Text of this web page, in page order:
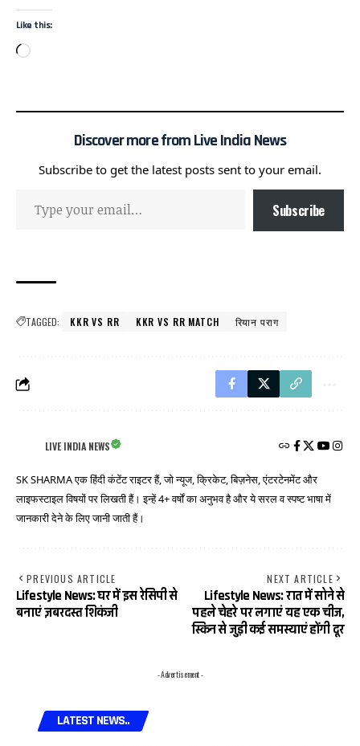
Like this:
Discover more from Live India News
Subscribe to get the latest posts sent to your email.
Subscribe
TAGGED: KKR VS RR KKR VS RR MATCH रियान पराग
LIVE INDIA NEWS
SK SHARMA एक हिंदी कंटेंट राइटर हैं, जो न्यूज, क्रिकेट, बिज़नेस, एंटरटेनमेंट और
लाइफस्टाइल विषयों पर लिखती हैं। इन्हें 4+ वर्षों का अनुभव है और ये सरल व स्पष्ट भाषा में
जानकारी देने के लिए जानी जाती हैं।
PREVIOUS ARTICLE
Lifestyle News: घर में इस रेसिपी से
बनाएं ज़बरदस्त शिकंजी
NEXT ARTICLE
Lifestyle News: रात में सोने से
पहले चेहरे पर लगाएं यह एक चीज,
स्किन से जुड़ी कई समस्याएं होंगी दूर
- Advertisement -
LATEST NEWS..